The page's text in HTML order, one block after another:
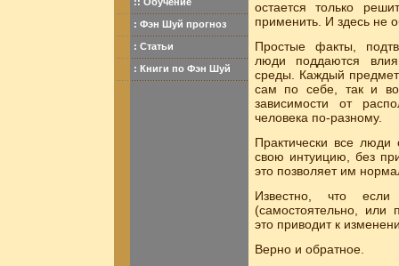
: Фэн Шуй прогноз
: Статьи
: Книги по Фэн Шуй
остается только
применить. И здесь не
Простые факты,
люди поддаются
среды. Каждый предмет
сам по себе, так и во
зависимости от
человека по-разному.
Практически все люди
свою интуицию, без
это позволяет им
Известно, что если
(самостоятельно, или
это приводит к
Верно и обратное.